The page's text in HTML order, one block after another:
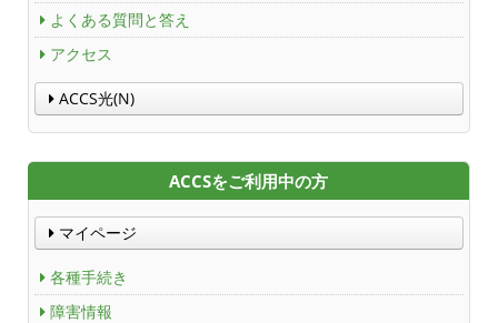
よくある質問と答え
アクセス
ACCS光(N)
ACCSをご利用中の方
マイページ
各種手続き
障害情報